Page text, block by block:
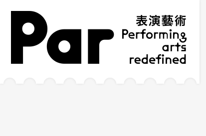
跳到主要內容區塊
網站導覽